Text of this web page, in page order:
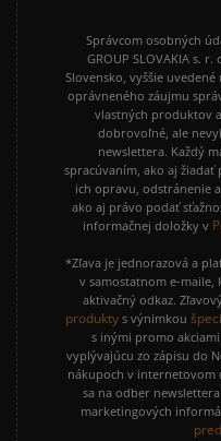
Správcom osobných
GROUP SLOVAKIA s.
Slovensko, vyššie
oprávneného záujmu
vlastných produktov
dobrovoľné, ale
newslettera. Každý
spracúvaním, ako aj
ich opravu, odstránenie
ako aj právo podať
informačnej doložky v
*Zľava je jednorazová a
v samostatnom e-
aktivačný odkaz.
produkty s výnimkou
s inými promo
vyplývajúcu zo zápisu do
nákupoch v internetovom
sa na odber
marketingových